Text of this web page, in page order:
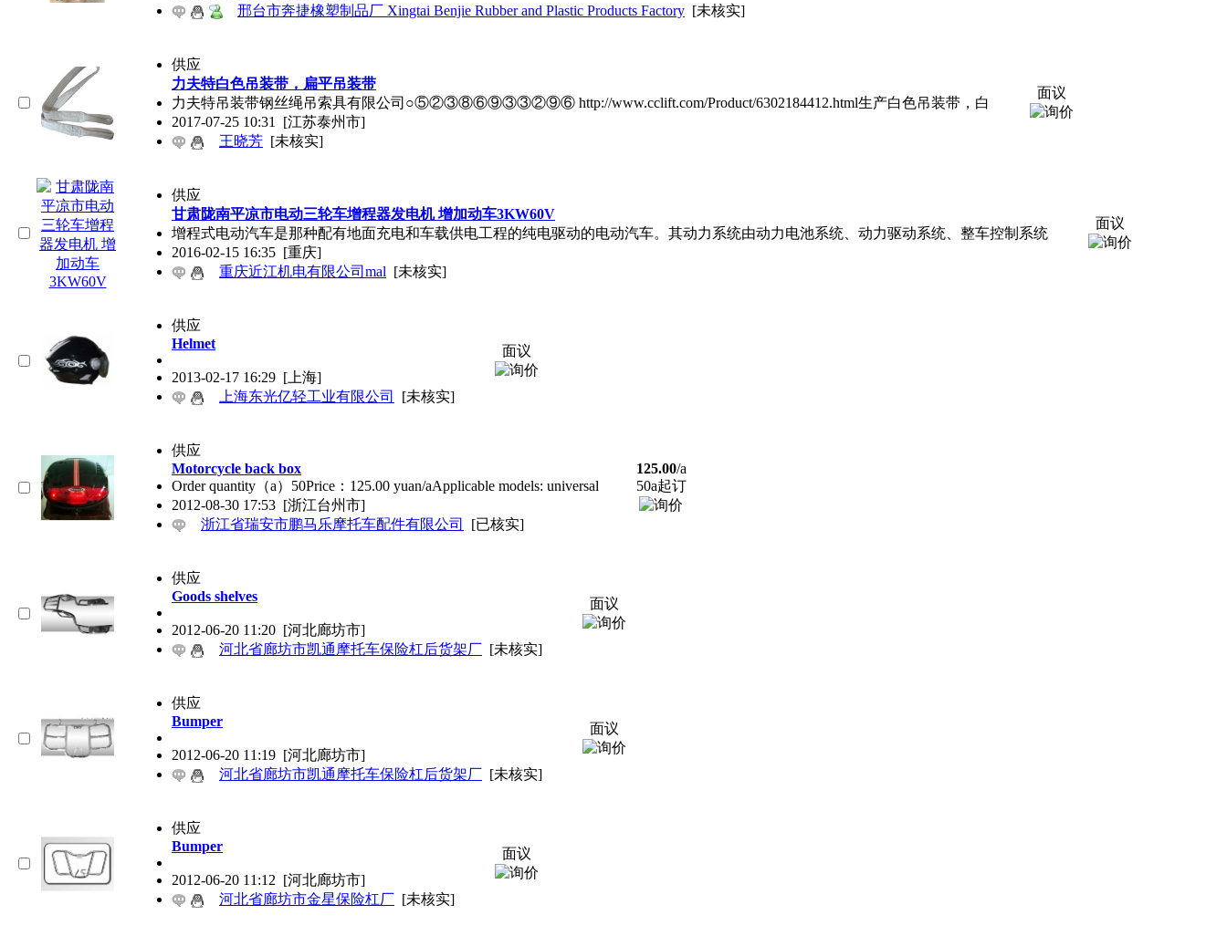
邢台市奔捷橡塑制品厂 Xingtai Benjie Rubber and Plastic Products Factory [未核实]
供应
力夫特白色吊装带，扁平吊装带
力夫特吊装带钢丝绳吊索具有限公司○⑤②③⑧⑥⑨③③②⑨⑥ http://www.cclift.com/Product/6302184412.html生产白色吊装带，白
2017-07-25 10:31 [江苏泰州市]
王晓芳 [未核实]
面议
供应
甘肃陇南平凉市电动三轮车增程器发电机 增加动车3KW60V
增程式电动汽车是那种配有地面充电和车载供电工程的纯电驱动的电动汽车。其动力系统由动力电池系统、动力驱动系统、整车控制系统
2016-02-15 16:35 [重庆]
重庆近江机电有限公司mal [未核实]
面议
供应
Helmet
2013-02-17 16:29 [上海]
上海东光亿轻工业有限公司
[未核实]
面议
供应
Motorcycle back box
Order quantity（a）50Price：125.00 yuan/aApplicable models: universal
2012-08-30 17:53 [浙江台州市]
浙江省瑞安市鹏马乐摩托车配件有限公司
[已核实]
125.00/a
50a起订
供应
Goods shelves
2012-06-20 11:20 [河北廊坊市]
河北省廊坊市凯通摩托车保险杠后货架厂 [未核实]
面议
供应
Bumper
2012-06-20 11:19 [河北廊坊市]
河北省廊坊市凯通摩托车保险杠后货架厂 [未核实]
面议
供应
Bumper
2012-06-20 11:12 [河北廊坊市]
河北省廊坊市金星保险杠厂 [未核实]
面议